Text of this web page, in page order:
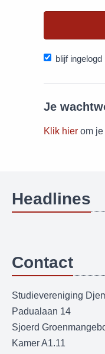
blijf ingelogd
Je
Klik hier om je
Headlines
Contact
Studievereniging
Padualaan 14
Sjoerd
Kamer A1.11